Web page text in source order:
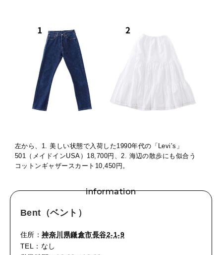
左から、1. 美しい状態で入荷した1990年代の「Levi’s」
501（メイドインUSA）18,700円、2. 海辺の散歩にも似合う
コットンギャザースカート10,450円。
information
Bent（ベント）
住所：神奈川県鎌倉市長谷2-1-9
TEL：なし